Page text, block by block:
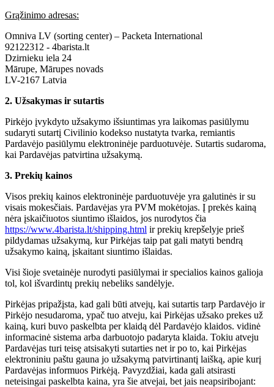
Grąžinimo adresas:
Omniva LV (sorting center) – Packeta International
92122312 - 4barista.lt
Dzirnieku iela 24
Mārupe, Mārupes novads
LV-2167 Latvia
2. Užsakymas ir sutartis
Pirkėjo įvykdyto užsakymo išsiuntimas yra laikomas pasiūlymu
sudaryti sutartį Civilinio kodekso nustatyta tvarka, remiantis
Pardavėjo pasiūlymu elektroninėje parduotuvėje. Sutartis sudaroma,
kai Pardavėjas patvirtina užsakymą.
3. Prekių kainos
Visos prekių kainos elektroninėje parduotuvėje yra galutinės ir su
visais mokesčiais. Pardavėjas yra PVM mokėtojas. Į prekės kainą
nėra įskaičiuotos siuntimo išlaidos, jos nurodytos čia
https://www.4barista.lt/shipping.html ir prekių krepšelyje prieš
pildydamas užsakymą, kur Pirkėjas taip pat gali matyti bendrą
užsakymo kainą, įskaitant siuntimo išlaidas.
Visi šioje svetainėje nurodyti pasiūlymai ir specialios kainos galioja
tol, kol išvardintų prekių nebeliks sandėlyje.
Pirkėjas pripažįsta, kad gali būti atvejų, kai sutartis tarp Pardavėjo ir
Pirkėjo nesudaroma, ypač tuo atveju, kai Pirkėjas užsako prekes už
kainą, kuri buvo paskelbta per klaidą dėl Pardavėjo klaidos. vidinė
informacinė sistema arba darbuotojo padaryta klaida. Tokiu atveju
Pardavėjas turi teisę atsisakyti sutarties net ir po to, kai Pirkėjas
elektroniniu paštu gauna jo užsakymą patvirtinantį laišką, apie kurį
Pardavėjas informuos Pirkėją. Pavyzdžiai, kada gali atsirasti
neteisingai paskelbta kaina, yra šie atvejai, bet jais neapsiribojant: